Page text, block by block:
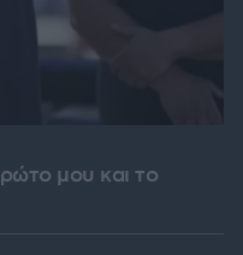
μου και το